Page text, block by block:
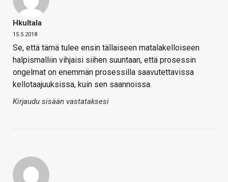
Hkultala
15.5.2018
Se, että tämä tulee ensin tällaiseen matalakelloiseen
halpismalliin vihjaisi siihen suuntaan, että prosessin
ongelmat on enemmän prosessilla saavutettavissa
kellotaajuuksissa, kuin sen saannoissa.
Kirjaudu sisään vastataksesi